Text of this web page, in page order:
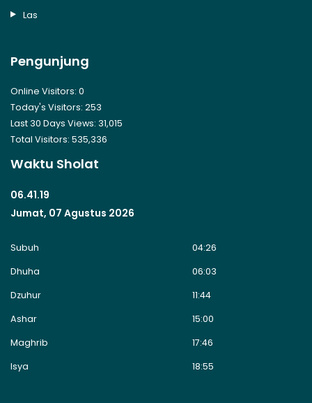
Las
Pengunjung
Online Visitors: 0
Today's Visitors: 253
Last 30 Days Views: 31,015
Total Visitors: 535,336
Waktu Sholat
06.41.19
Jumat, 07 Agustus 2026
Subuh
04:26
Dhuha
06:03
Dzuhur
11:44
Ashar
15:00
Maghrib
17:46
Isya
18:55